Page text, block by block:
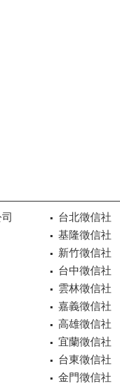
台北徵信社
基隆徵信社
新竹徵信社
台中徵信社
雲林徵信社
嘉義徵信社
高雄徵信社
宜蘭徵信社
台東徵信社
金門徵信社